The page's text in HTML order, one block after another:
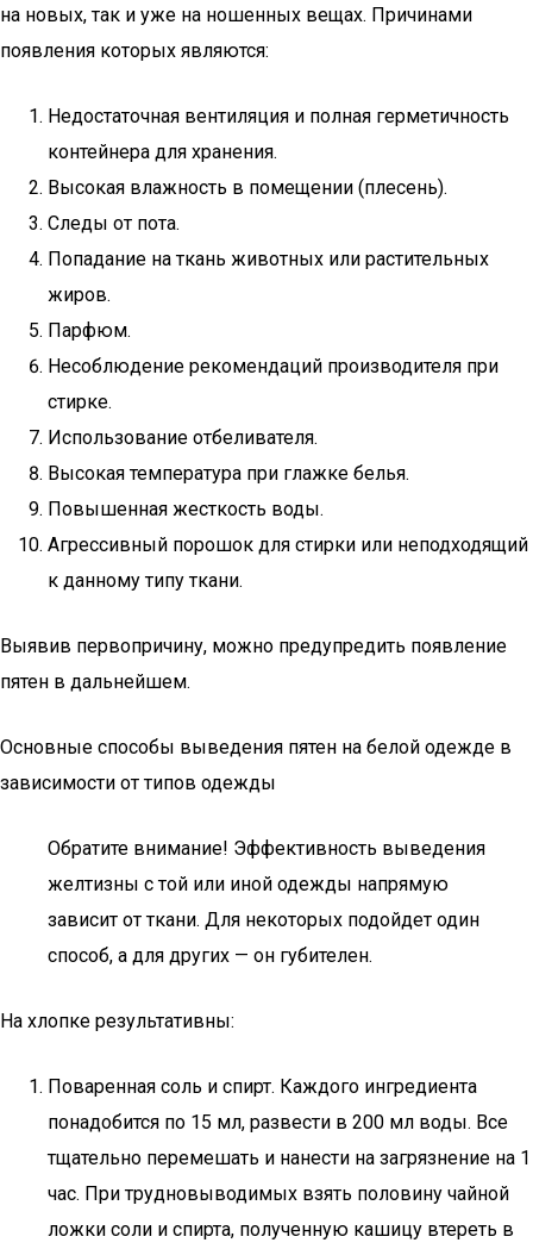
на новых, так и уже на ношенных вещах. Причинами
появления которых являются:
Недостаточная вентиляция и полная герметичность
контейнера для хранения.
Высокая влажность в помещении (плесень).
Следы от пота.
Попадание на ткань животных или растительных
жиров.
Парфюм.
Несоблюдение рекомендаций производителя при
стирке.
Использование отбеливателя.
Высокая температура при глажке белья.
Повышенная жесткость воды.
Агрессивный порошок для стирки или неподходящий
к данному типу ткани.
Выявив первопричину, можно предупредить появление
пятен в дальнейшем.
Основные способы выведения пятен на белой одежде в
зависимости от типов одежды
Обратите внимание! Эффективность выведения
желтизны с той или иной одежды напрямую
зависит от ткани. Для некоторых подойдет один
способ, а для других — он губителен.
На хлопке результативны:
Поваренная соль и спирт. Каждого ингредиента
понадобится по 15 мл, развести в 200 мл воды. Все
тщательно перемешать и нанести на загрязнение на 1
час. При трудновыводимых взять половину чайной
ложки соли и спирта, полученную кашицу втереть в